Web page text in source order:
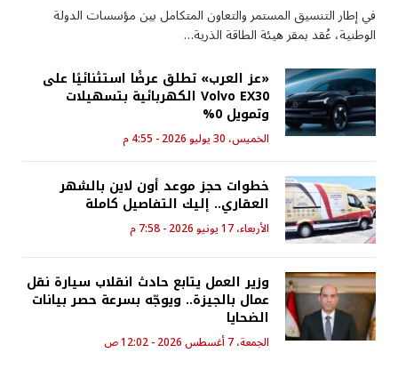
في إطار التنسيق المستمر والتعاون المتكامل بين مؤسسات الدولة
الوطنية، عُقد بمقر هيئة الطاقة الذرية…
«عز العرب» تطلق عرضًا استثنائيًا على
Volvo EX30 الكهربائية بتسهيلات
وتمويل 0%
الخميس، 30 يوليو 2026 - 4:55 م
خطوات حجز موعد أون لاين بالشهر
العقاري.. إليك التفاصيل كاملة
الأربعاء، 17 يونيو 2026 - 7:58 م
وزير العمل يتابع حادث انقلاب سيارة نقل
عمال بالجيزة.. ويوجّه بسرعة حصر بيانات
الضحايا
الجمعة، 7 أغسطس 2026 - 12:02 ص